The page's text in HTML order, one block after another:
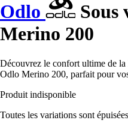
Odlo
Sous
Merino 200
Découvrez le confort ultime de la
Odlo Merino 200, parfait pour
Produit indisponible
Toutes les variations sont épuisées